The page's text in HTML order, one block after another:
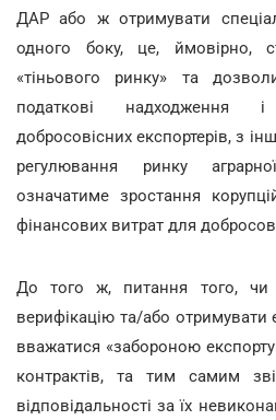
ДАР або ж отримувати
одного боку, це, ймовірно,
«тіньового ринку» та
податкові надходження і
добросовісних експортерів, з
регулювання ринку
означатиме зростання
фінансових витрат для
До того ж, питання того, чи
верифікацію та/або отримувати
вважатися «забороною
контрактів, та тим самим
відповідальності за їх